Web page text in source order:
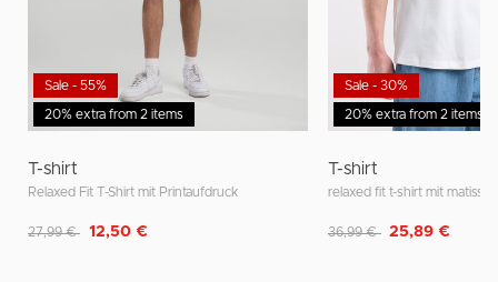
20% extra from 2 items
Sale - 55%
T-shirt
Relaxed Fit T-Shirt mit Printaufdruck
Reduziert von
27,99 € auf
12,50 €
20% extra from 2 items
Sale - 30%
T-shirt
relaxed fit t-shirt mit matisse
Reduziert von
36,99 € auf
25,89 €